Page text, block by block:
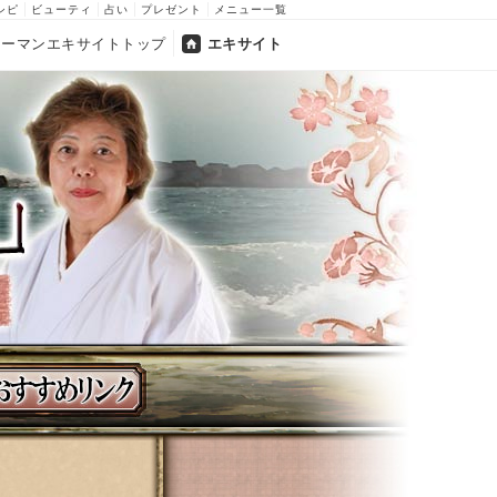
ピ ビューティ 占い プレゼント メニュー一覧
マンエキサイトトップ エキサイト